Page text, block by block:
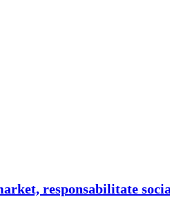
responsabilitate